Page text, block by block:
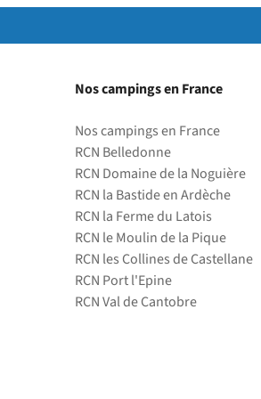
Nos campings en France
Nos campings en France
RCN Belledonne
RCN Domaine de la Noguière
RCN la Bastide en Ardèche
RCN la Ferme du Latois
RCN le Moulin de la Pique
RCN les Collines de Castellane
RCN Port l'Epine
RCN Val de Cantobre